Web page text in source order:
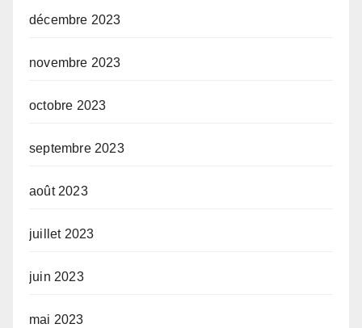
décembre 2023
novembre 2023
octobre 2023
septembre 2023
août 2023
juillet 2023
juin 2023
mai 2023